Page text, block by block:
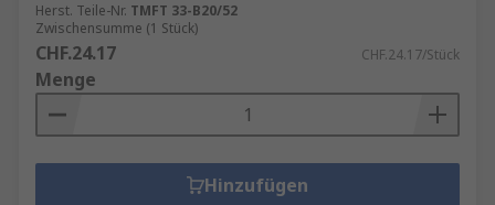
Herst. Teile-Nr. TMFT 33-B20/52
Zwischensumme (1 Stück)
CHF.24.17 CHF.24.17/Stück
Menge
Hinzufügen